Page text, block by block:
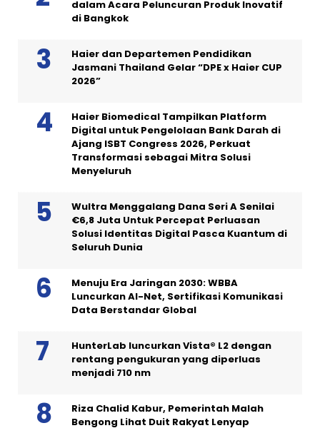
dalam Acara Peluncuran Produk Inovatif
di Bangkok
Haier dan Departemen Pendidikan
Jasmani Thailand Gelar “DPE x Haier CUP
2026”
Haier Biomedical Tampilkan Platform
Digital untuk Pengelolaan Bank Darah di
Ajang ISBT Congress 2026, Perkuat
Transformasi sebagai Mitra Solusi
Menyeluruh
Wultra Menggalang Dana Seri A Senilai
€6,8 Juta Untuk Percepat Perluasan
Solusi Identitas Digital Pasca Kuantum di
Seluruh Dunia
Menuju Era Jaringan 2030: WBBA
Luncurkan AI-Net, Sertifikasi Komunikasi
Data Berstandar Global
HunterLab luncurkan Vista® L2 dengan
rentang pengukuran yang diperluas
menjadi 710 nm
Riza Chalid Kabur, Pemerintah Malah
Bengong Lihat Duit Rakyat Lenyap